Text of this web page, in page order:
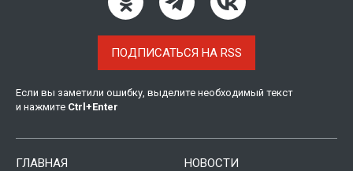
ПОДПИСАТЬСЯ НА RSS
Если вы заметили ошибку, выделите необходимый текст
и нажмите Ctrl +Enter
ГЛАВНАЯ
НОВОСТИ